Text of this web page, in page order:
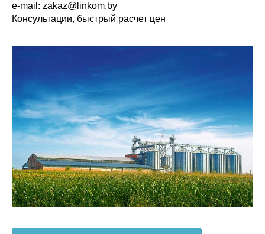
e-mail: zakaz@linkom.by
Консультации, быстрый расчет цен